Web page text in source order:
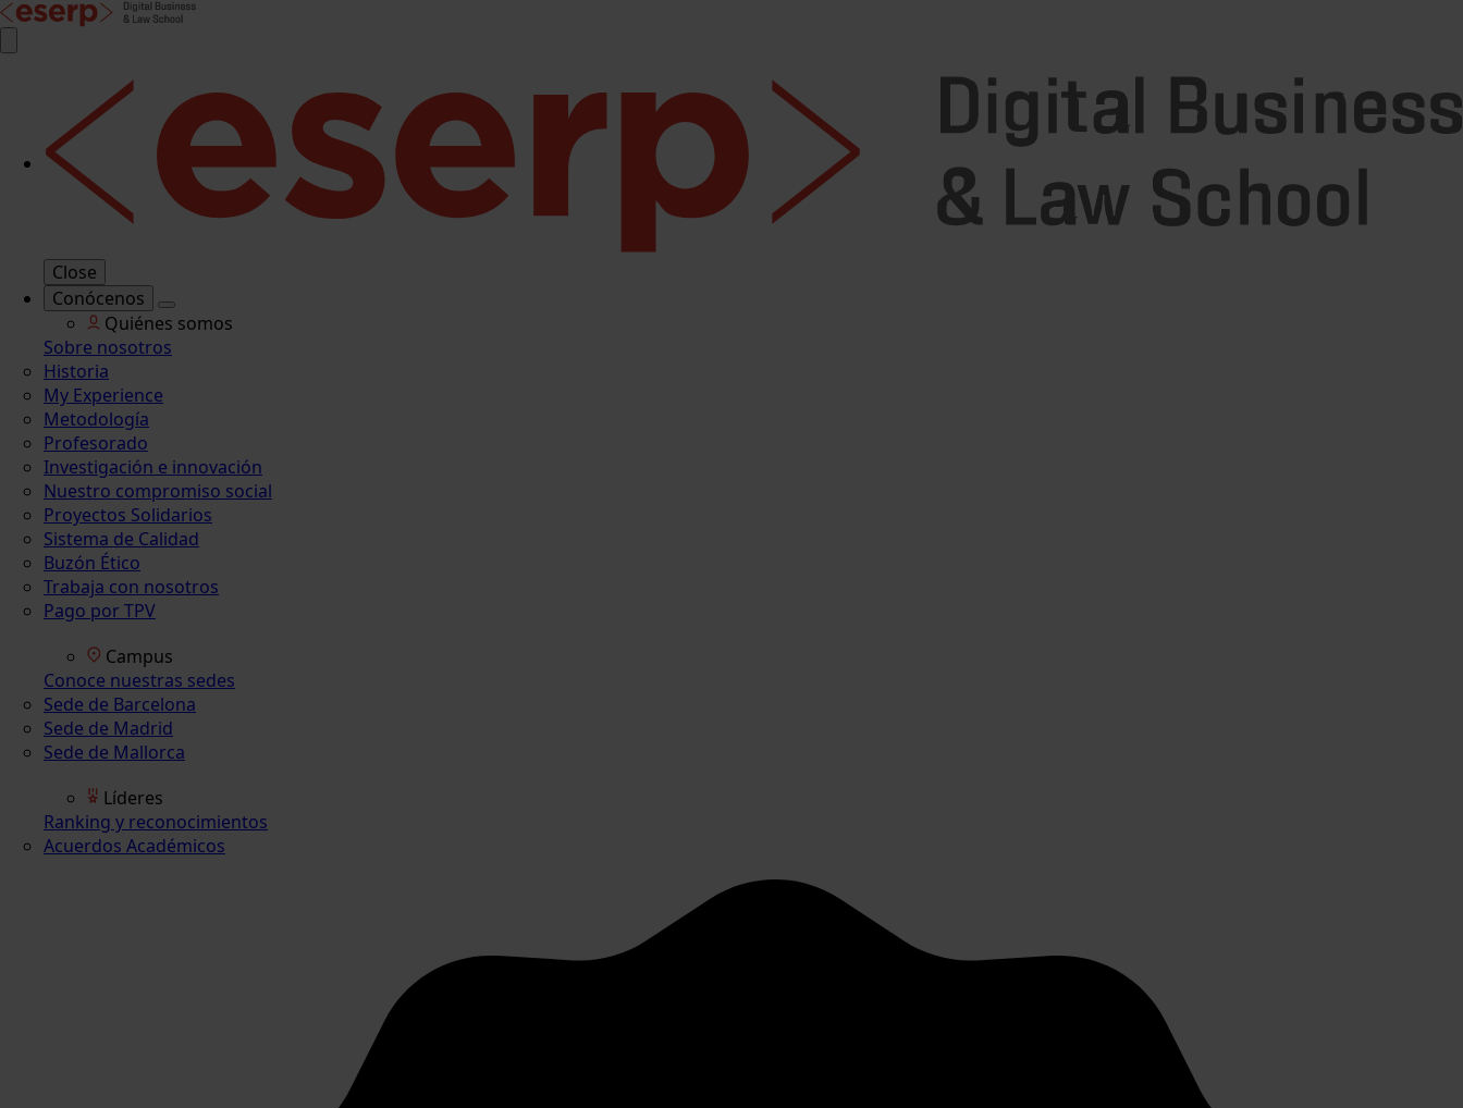
Close
Conócenos
Quiénes somos
Sobre nosotros
Historia
My Experience
Metodología
Profesorado
Investigación e innovación
Nuestro compromiso social
Proyectos Solidarios
Sistema de Calidad
Buzón Ético
Trabaja con nosotros
Pago por TPV
Campus
Conoce nuestras sedes
Sede de Barcelona
Sede de Madrid
Sede de Mallorca
Líderes
Ranking y reconocimientos
Acuerdos Académicos